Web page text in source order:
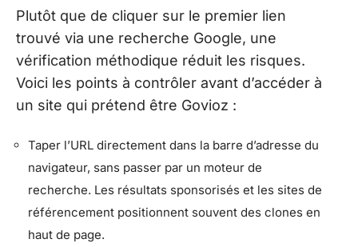
Plutôt que de cliquer sur le premier lien
trouvé via une recherche Google, une
vérification méthodique réduit les risques.
Voici les points à contrôler avant d’accéder à
un site qui prétend être Govioz :
Taper l’URL directement dans la barre d’adresse du
navigateur, sans passer par un moteur de
recherche. Les résultats sponsorisés et les sites de
référencement positionnent souvent des clones en
haut de page.